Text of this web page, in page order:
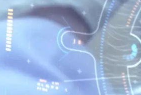
español
português
日本語